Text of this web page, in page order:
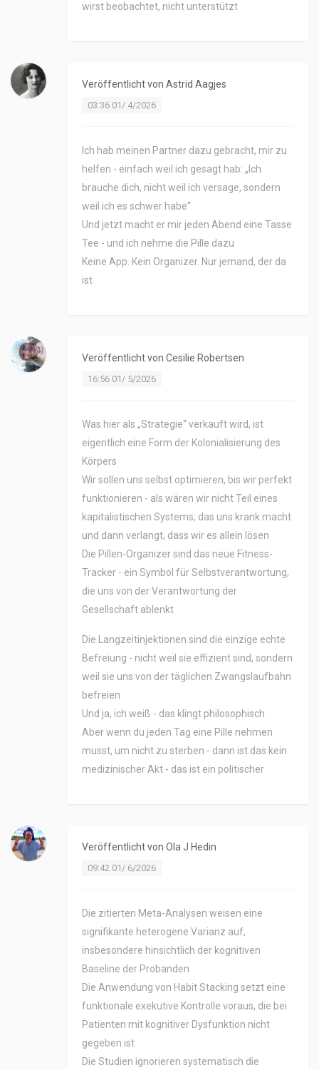
wirst beobachtet, nicht unterstützt
Veröffentlicht von Astrid Aagjes
03:36 01/ 4/2026
Ich hab meinen Partner dazu gebracht, mir zu
helfen - einfach weil ich gesagt hab: „Ich
brauche dich, nicht weil ich versage, sondern
weil ich es schwer habe“
Und jetzt macht er mir jeden Abend eine Tasse
Tee - und ich nehme die Pille dazu
Keine App. Kein Organizer. Nur jemand, der da
ist
Veröffentlicht von Cesilie Robertsen
16:56 01/ 5/2026
Was hier als „Strategie“ verkauft wird, ist
eigentlich eine Form der Kolonialisierung des
Körpers
Wir sollen uns selbst optimieren, bis wir perfekt
funktionieren - als wären wir nicht Teil eines
kapitalistischen Systems, das uns krank macht
und dann verlangt, dass wir es allein lösen
Die Pillen-Organizer sind das neue Fitness-
Tracker - ein Symbol für Selbstverantwortung,
die uns von der Verantwortung der
Gesellschaft ablenkt
Die Langzeitinjektionen sind die einzige echte
Befreiung - nicht weil sie effizient sind, sondern
weil sie uns von der täglichen Zwangslaufbahn
befreien
Und ja, ich weiß - das klingt philosophisch
Aber wenn du jeden Tag eine Pille nehmen
musst, um nicht zu sterben - dann ist das kein
medizinischer Akt - das ist ein politischer
Veröffentlicht von Ola J Hedin
09:42 01/ 6/2026
Die zitierten Meta-Analysen weisen eine
signifikante heterogene Varianz auf,
insbesondere hinsichtlich der kognitiven
Baseline der Probanden
Die Anwendung von Habit Stacking setzt eine
funktionale exekutive Kontrolle voraus, die bei
Patienten mit kognitiver Dysfunktion nicht
gegeben ist
Die Studien ignorieren systematisch die